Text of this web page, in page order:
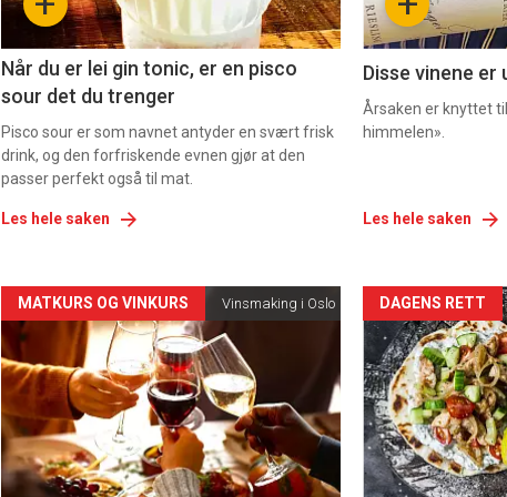
Når du er lei gin tonic, er en pisco
sour det du trenger
Pisco sour er som navnet antyder en svært frisk
drink, og den forfriskende evnen gjør at den
passer perfekt også til mat.
Les hele saken
3
Disse vinene er
Årsaken er knyttet
himmelen».
Les hele saken
Forsiden
akkurat
nå
-
MATKURS OG VINKURS Vinsmaking i Oslo
Forsiden
akkurat
nå
-
DAGENS RETT